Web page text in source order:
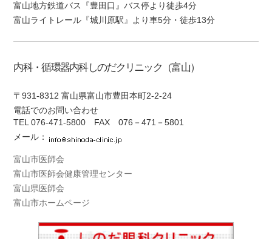
富山地方鉄道バス『豊田口』バス停より徒歩4分
富山ライトレール『城川原駅』より車5分・徒歩13分
内科・循環器内科しのだクリニック（富山）
〒931-8312 富山県富山市豊田本町2-2-24
電話でのお問い合わせ
TEL076-471-5800 FAX 076－471－5801
メール：
富山市医師会
富山市医師会健康管理センター
富山県医師会
富山市ホームページ